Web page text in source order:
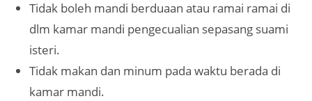
Tidak boleh mandi berduaan atau ramai ramai di
dlm kamar mandi pengecualian sepasang suami
isteri.
Tidak makan dan minum pada waktu berada di
kamar mandi.